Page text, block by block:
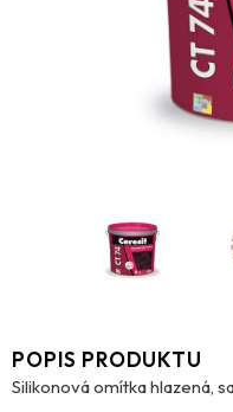
POPIS PRODUKTU
Silikonová omítka hlazená,